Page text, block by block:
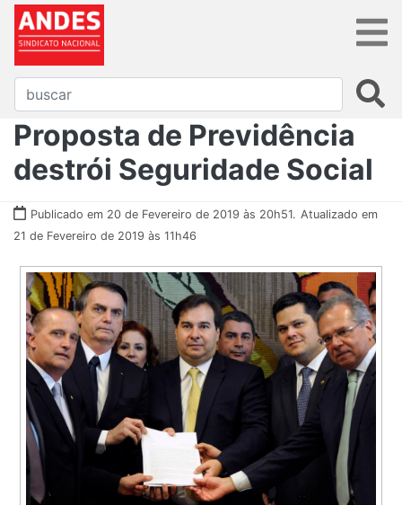
Proposta de Previdência
destrói Seguridade Social
Publicado em 20 de Fevereiro de 2019 às 20h51. Atualizado em
21 de Fevereiro de 2019 às 11h46